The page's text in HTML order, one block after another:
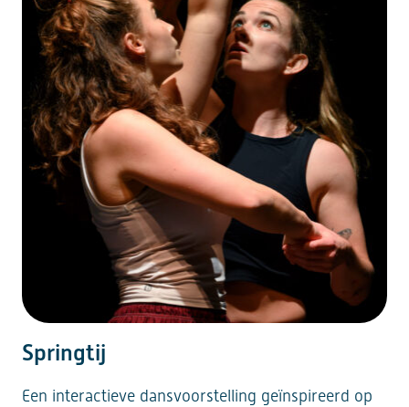
Springtij
Een interactieve dansvoorstelling geïnspireerd op